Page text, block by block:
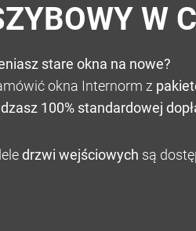
W
stare okna na nowe?
okna Internorm z
100% standardowej
drzwi wejściowych są